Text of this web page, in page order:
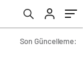
Son Güncelleme: